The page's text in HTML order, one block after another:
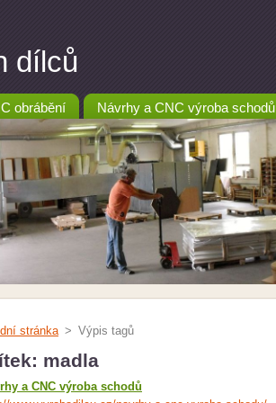
dílců
obrábění Návrhy a CNC výroba schodů
stránka > Výpis tagů
madla
a CNC výroba schodů